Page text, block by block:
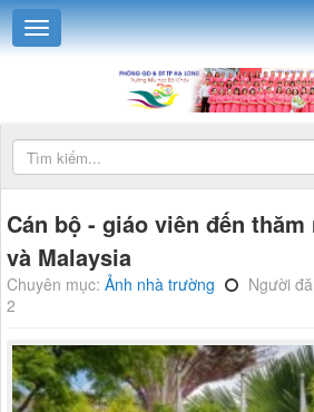
Cán bộ - giáo viên đến
và Malaysia
Chuyên mục: Ảnh nhà trường Người
2